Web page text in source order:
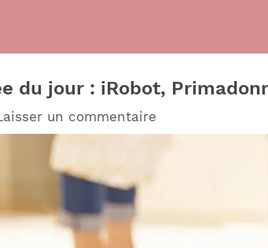
du jour : iRobot,
un commentaire